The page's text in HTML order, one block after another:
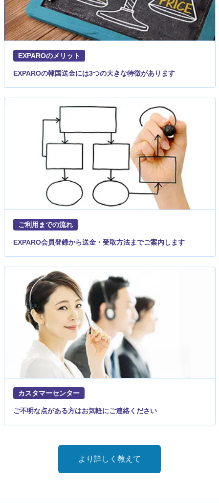
EXPAROのメリット
EXPAROの韓国送金には3つの大きな特徴があります
ご利用までの流れ
EXPARO会員登録から送金・受取方法までご案内します
カスタマーセンター
ご不明な点がある方はお気軽にご連絡ください
より詳しく教えて